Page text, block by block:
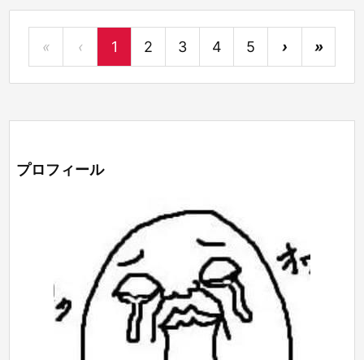
« ‹ 1 2 3 4 5 › »
プロフィール